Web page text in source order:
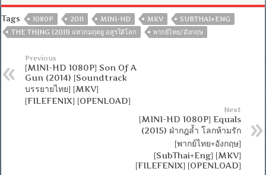
Tags 1080P 2011 MINI-HD MKV
SUBTHAI+ENG
THE THING (2011) แหวกมฤตยู อสูรใต้โลก
พากย์ไทย/อังกฤษ
Previous
[MINI-HD 1080P] Son Of A
Gun (2014) [Soundtrack
บรรยายไทย] [MKV]
[FILEFENIX] [OPENLOAD]
Next
[MINI-HD 1080P] Equals
(2015) ฝ่ากฎล้ำ โลกห้ามรัก
[พากย์ไทย+อังกฤษ]
[SubThai+Eng] [MKV]
[FILEFENIX] [OPENLOAD]